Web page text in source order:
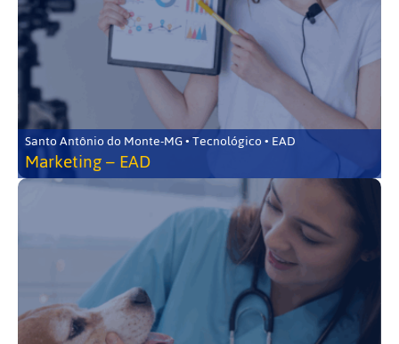
Santo Antônio do Monte-MG • Tecnológico • EAD
Marketing – EAD